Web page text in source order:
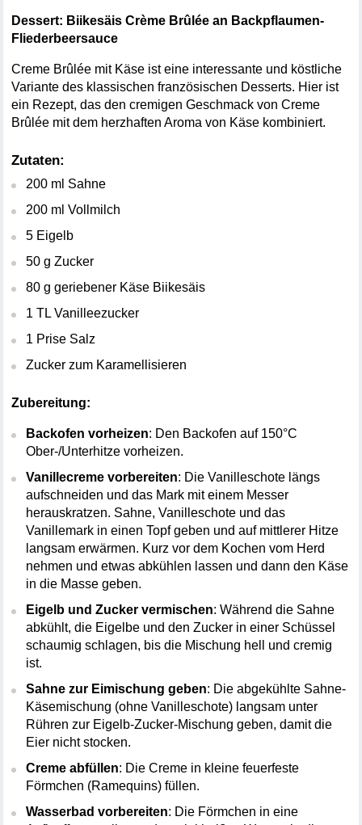
Dessert: Biikesäis Crème Brûlée an Backpflaumen-
Fliederbeersauce
Creme Brûlée mit Käse ist eine interessante und köstliche
Variante des klassischen französischen Desserts. Hier ist
ein Rezept, das den cremigen Geschmack von Creme
Brûlée mit dem herzhaften Aroma von Käse kombiniert.
Zutaten:
200 ml Sahne
200 ml Vollmilch
5 Eigelb
50 g Zucker
80 g geriebener Käse Biikesäis
1 TL Vanilleezucker
1 Prise Salz
Zucker zum Karamellisieren
Zubereitung:
Backofen vorheizen: Den Backofen auf 150°C
Ober-/Unterhitze vorheizen.
Vanillecreme vorbereiten: Die Vanilleschote längs
aufschneiden und das Mark mit einem Messer
herauskratzen. Sahne, Vanilleschote und das
Vanillemark in einen Topf geben und auf mittlerer Hitze
langsam erwärmen. Kurz vor dem Kochen vom Herd
nehmen und etwas abkühlen lassen und dann den Käse
in die Masse geben.
Eigelb und Zucker vermischen: Während die Sahne
abkühlt, die Eigelbe und den Zucker in einer Schüssel
schaumig schlagen, bis die Mischung hell und cremig
ist.
Sahne zur Eimischung geben: Die abgekühlte Sahne-
Käsemischung (ohne Vanilleschote) langsam unter
Rühren zur Eigelb-Zucker-Mischung geben, damit die
Eier nicht stocken.
Creme abfüllen: Die Creme in kleine feuerfeste
Förmchen (Ramequins) füllen.
Wasserbad vorbereiten: Die Förmchen in eine